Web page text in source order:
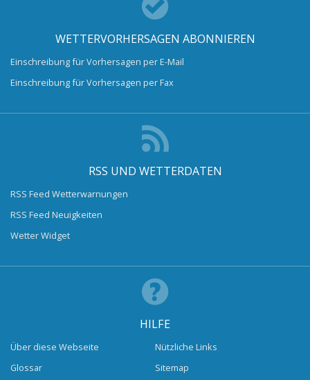
WETTERVORHERSAGEN ABONNIEREN
Einschreibung für Vorhersagen per E-Mail
Einschreibung für Vorhersagen per Fax
RSS UND WETTERDATEN
RSS Feed Wetterwarnungen
RSS Feed Neuigkeiten
Wetter Widget
HILFE
Über diese Webseite
Glossar
Nützliche Links
Sitemap